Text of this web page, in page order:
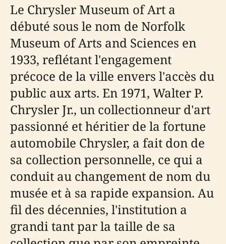
Le Chrysler Museum of Art a
débuté sous le nom de Norfolk
Museum of Arts and Sciences en
1933, reflétant l'engagement
précoce de la ville envers l'accès du
public aux arts. En 1971, Walter P.
Chrysler Jr., un collectionneur d'art
passionné et héritier de la fortune
automobile Chrysler, a fait don de
sa collection personnelle, ce qui a
conduit au changement de nom du
musée et à sa rapide expansion. Au
fil des décennies, l'institution a
grandi tant par la taille de sa